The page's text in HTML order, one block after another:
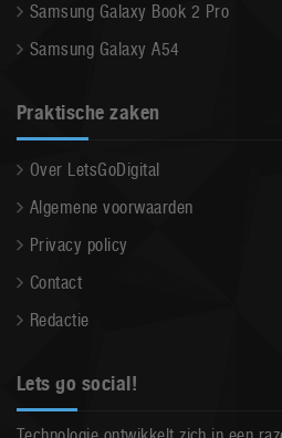
Samsung Galaxy Book 2 Pro
Samsung Galaxy A54
Praktische zaken
Over LetsGoDigital
Algemene voorwaarden
Privacy policy
Contact
Redactie
Lets go social!